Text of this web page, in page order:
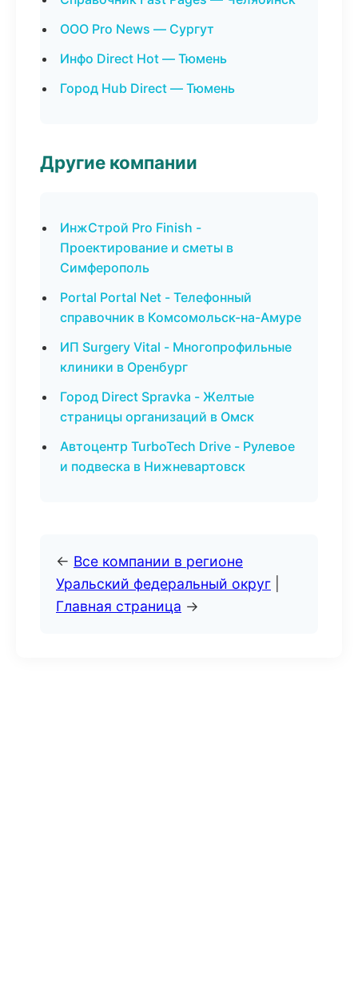
ООО Pro News — Сургут
Инфо Direct Hot — Тюмень
Город Hub Direct — Тюмень
Другие компании
ИнжСтрой Pro Finish -
Проектирование и сметы в
Симферополь
Portal Portal Net - Телефонный
справочник в Комсомольск-на-Амуре
ИП Surgery Vital - Многопрофильные
клиники в Оренбург
Город Direct Spravka - Желтые
страницы организаций в Омск
Автоцентр TurboTech Drive - Рулевое
и подвеска в Нижневартовск
← Все компании в регионе
Уральский федеральный округ
Главная страница →